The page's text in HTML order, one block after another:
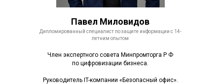
Павел Миловидов
Дипломированный специалист по защите информации с 14-
летним опытом
Член экспертного совета Минпромторга Р Ф
по цифровизации бизнеса.
Руководитель IT-компании «Безопасный офис».